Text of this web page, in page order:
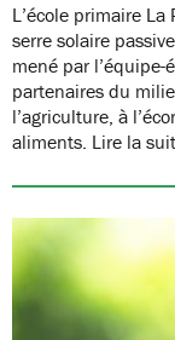
L’école primaire
serre solaire
mené par
partenaires du
l’agriculture, à
aliments. Lire la